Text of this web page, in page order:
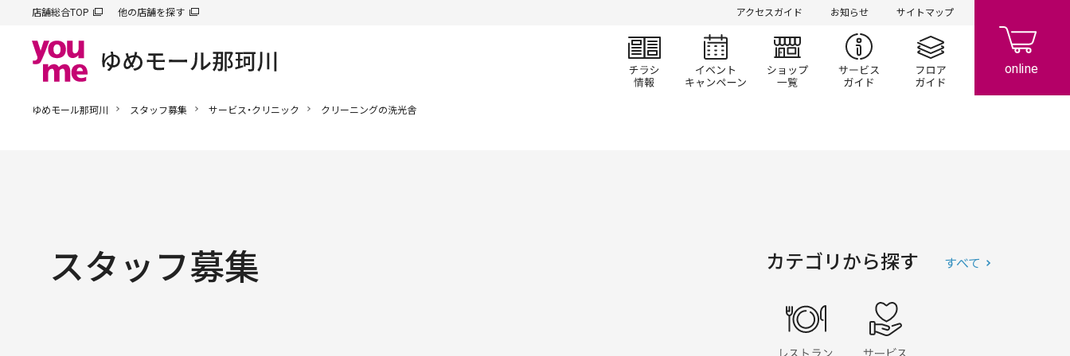
店舗総合TOP 他の店舗を探す アクセスガイド お知らせ サイトマップ
チラシ情報 イベント/キャンペーン
ショップ一覧 サービスガイドフロアガイド
ゆめモール那珂川 スタッフ募集 サービス・クリニック クリーニングの洗光舎
スタッフ募集 カテゴリから探す
レストラン・フード
すべて